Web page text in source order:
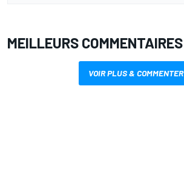
MEILLEURS COMMENTAIRES
VOIR PLUS & COMMENTER